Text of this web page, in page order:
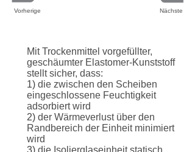
Vorherige Nächste
Mit Trockenmittel vorgefüllter,
geschäumter Elastomer-Kunststoff
stellt sicher, dass:
1) die zwischen den Scheiben
eingeschlossene Feuchtigkeit
adsorbiert wird
2) der Wärmeverlust über den
Randbereich der Einheit minimiert
wird
3) die Isolierglaseinheit statisch